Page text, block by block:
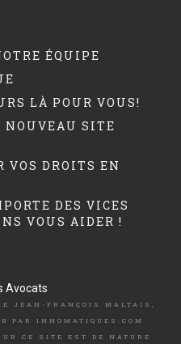
ÉQUIPE
LÀ POUR VOUS!
NOUVEAU SITE
VOS DROITS EN
DES VICES
VOUS AIDER !
JEAN-FRANÇOIS MALTAIS,
PAR
INNOMATIQUES.COM
CE SITE EST DE NATURE